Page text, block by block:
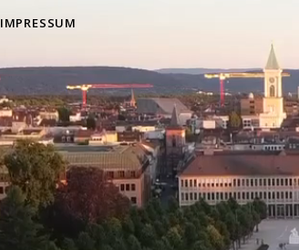
IMPRESSUM